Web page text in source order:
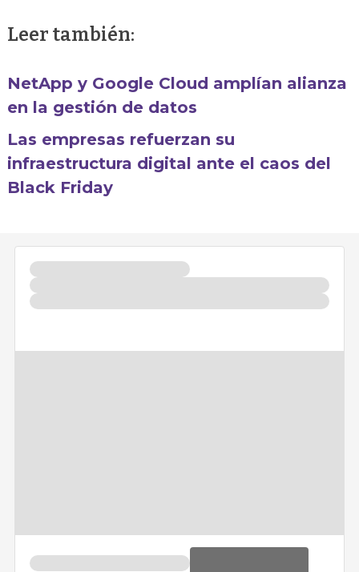
Leer también:
NetApp y Google Cloud amplían alianza
en la gestión de datos
Las empresas refuerzan su
infraestructura digital ante el caos del
Black Friday